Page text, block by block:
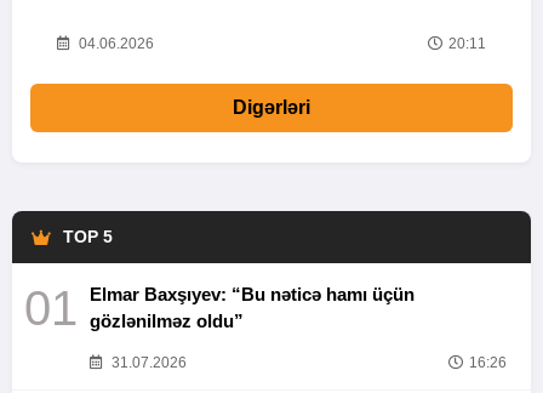
04.06.2026 20:11
Digərləri
TOP 5
01
Elmar Baxşıyev: “Bu nəticə hamı üçün
gözlənilməz oldu”
31.07.2026 16:26